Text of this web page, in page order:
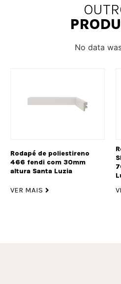
No data
Rodapé de poliestireno
466 fendi com 30mm
altura Santa Luzia
VER MAIS